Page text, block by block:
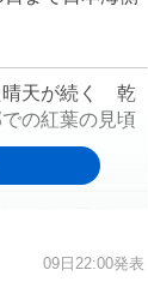
天が続く 乾
の紅葉の見頃
09日22:00発表